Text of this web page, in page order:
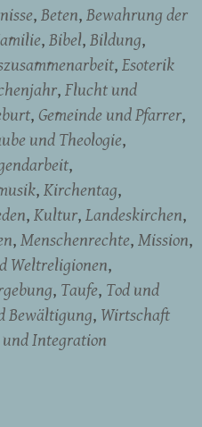
Beten Bewahrung der
Bibel Bildung
Esoterik
Flucht und
Gemeinde und Pfarrer
und Theologie
Kirchentag
Kultur Landeskirchen
Menschenrechte Mission
Weltreligionen
Taufe Tod und
Bewältigung Wirtschaft
Integration